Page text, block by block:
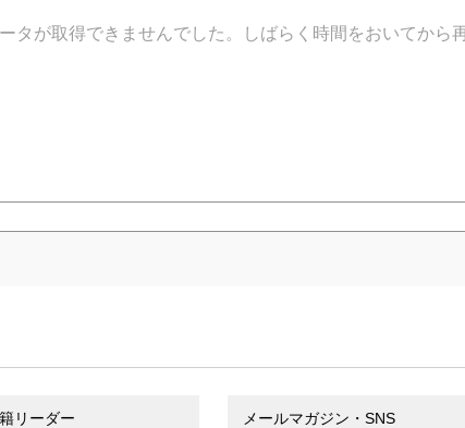
タが取得できませんでした。しばらく時間をおいてから
リーダー メールマガジン・SNS